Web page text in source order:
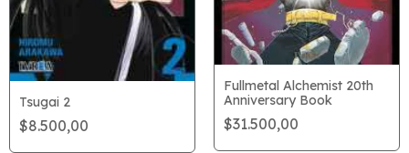
Tsugai 2
$8.500,00
Fullmetal Alchemist 20th
Anniversary Book
$31.500,00